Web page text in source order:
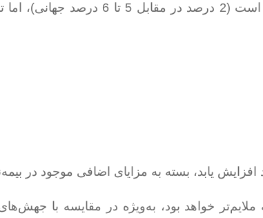
تورم: اگرچه تورم در امارات پایین‌تر از میانگین جهانی است (2 درصد در
خواهد بود، به‌ویژه در مقایسه با